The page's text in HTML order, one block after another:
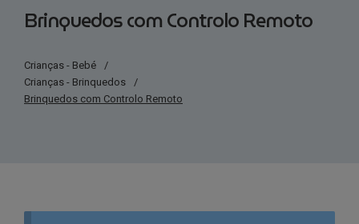
Brinquedos com Controlo Remoto
Crianças - Bebé
/
Crianças - Brinquedos
/
Brinquedos com Controlo Remoto